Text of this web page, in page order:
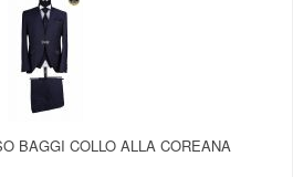
BAGGI COLLO ALLA COREANA